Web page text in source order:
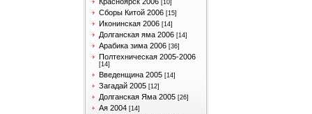
[10]
Сборы Китой 2006 [15]
Иконинская 2006 [14]
Долганская яма 2006 [14]
Арабика зима 2006 [36]
Полтехническая 2005-2006
[14]
Введенщина 2005 [14]
Загадай 2005 [12]
Долганская Яма 2005 [26]
Ая 2004 [14]